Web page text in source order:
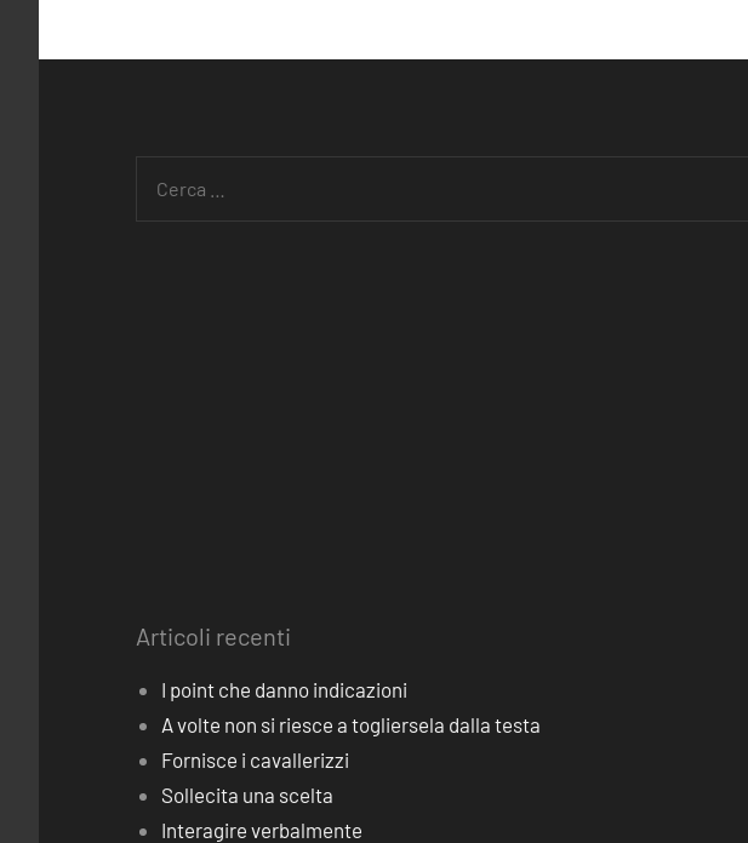
Articoli recenti
I point che danno indicazioni
A volte non si riesce a togliersela dalla testa
Fornisce i cavallerizzi
Sollecita una scelta
Interagire verbalmente